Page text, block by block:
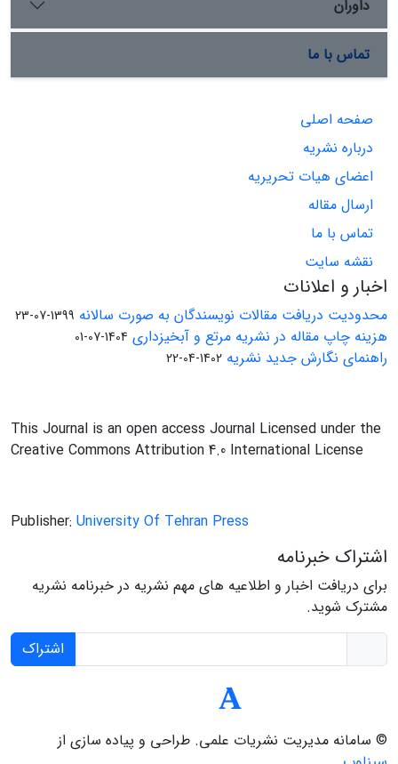
داوران
تماس با ما
صفحه اصلی
درباره نشریه
اعضای هیات تحریریه
ارسال مقاله
تماس با ما
نقشه سایت
اخبار و اعلانات
محدودیت دریافت مقالات نویسندگان به صورت سالانه 1399-07-23
هزینه چاپ مقاله در نشریه مرتع و آبخیزداری 1404-07-01
راهنمای نگارش جدید نشریه 1402-04-22
This Journal is an open access Journal Licensed under the
Creative Commons Attribution 4.0 International License
Publisher: University Of Tehran Press
اشتراک خبرنامه
برای دریافت اخبار و اطلاعیه های مهم نشریه در خبرنامه نشریه
مشترک شوید.
اشتراک
© سامانه مدیریت نشریات علمی. طراحی و پیاده سازی از